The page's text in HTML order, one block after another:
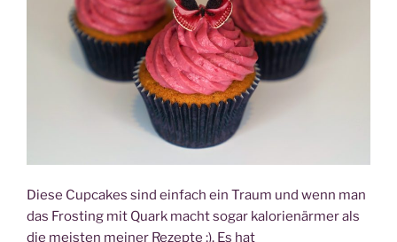
Diese Cupcakes sind einfach ein Traum und wenn man
das Frosting mit Quark macht sogar kalorienärmer als
die meisten meiner Rezepte ;). Es hat